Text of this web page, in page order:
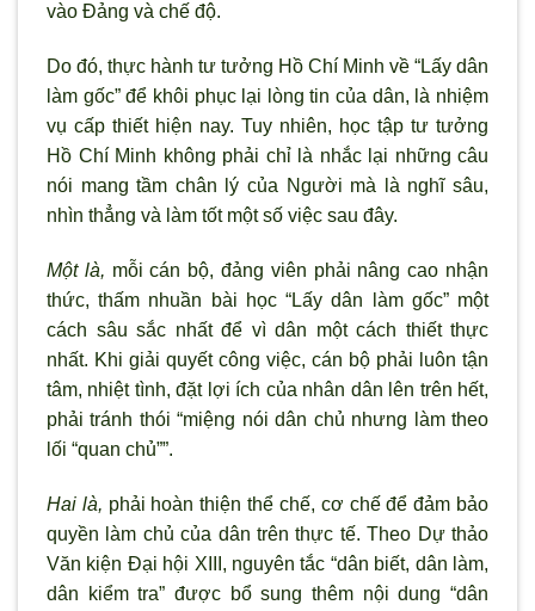
vào Đảng và chế độ.
Do đó, thực hành tư tưởng Hồ Chí Minh về “Lấy dân
làm gốc” để khôi phục lại l òng tin của dân, là nhiệm
vụ cấp thiết hiện nay. Tuy nhiên, học tập tư tưởng
Hồ Chí Minh không phải chỉ là nhắc lại những câu
nói mang tầm chân lý của Người mà là nghĩ sâu,
nhìn thẳng và làm tốt một số việc sau đây.
Một là, mỗi cán bộ, đảng viên phải nâng cao nhận
thức, thấm nhuần bài học “Lấy dân làm gốc” một
cách sâu sắc nhất để vì dân một cách thiết thực
nhất. Khi giải quyết công việc, cán bộ phải luôn tận
tâm, nhiệt tình, đặt lợi ích của nhân dân lên trên hết,
phải tránh thói “miệng nói dân chủ nhưng làm theo
lối “quan chủ””.
Hai là, phải hoàn thiện thể chế, cơ chế để đảm bảo
quyền làm chủ của dân trên thực tế. Theo Dự thảo
Văn kiện Đại hội XIII, nguyên tắc “dân biết, dân làm,
dân kiểm tra” được bổ sung thêm nội dung “dân